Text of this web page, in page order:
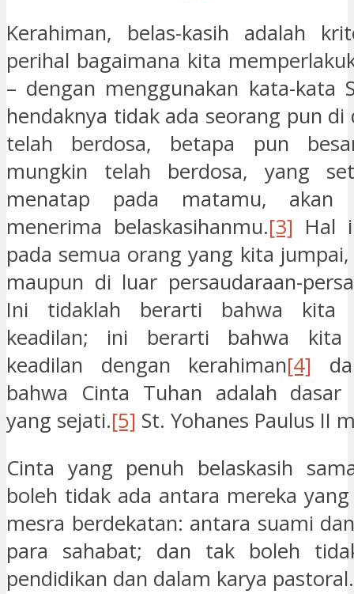
Kerahiman, belas-kasih adalah
perihal bagaimana kita
– dengan menggunakan kata-kata
hendaknya tidak ada seorang pun di
telah berdosa, betapa pun
mungkin telah berdosa, yang
menatap pada matamu, akan
menerima belaskasihanmu.[3] Hal
pada semua orang yang kita
maupun di luar persaudaraan-
Ini tidaklah berarti bahwa kita
keadilan; ini berarti bahwa kita
keadilan dengan kerahiman[4]
bahwa Cinta Tuhan adalah dasar
yang sejati.[5] St. Yohanes Paulus II
Cinta yang penuh belaskasih
boleh tidak ada antara mereka
mesra berdekatan: antara suami
para sahabat; dan tak boleh
pendidikan dan dalam karya pastoral.